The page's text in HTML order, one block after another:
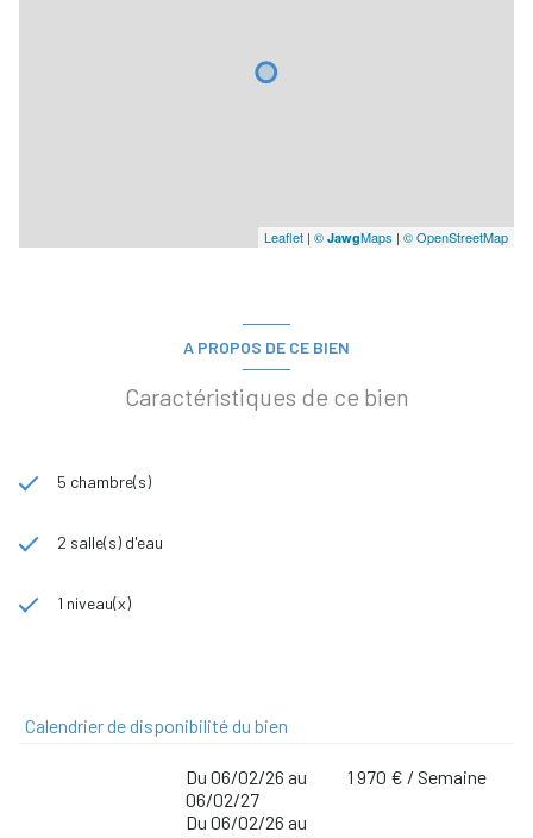
Leaflet | © JawgMaps | © OpenStreetMap
A PROPOS DE CE BIEN
Caractéristiques de ce bien
5 chambre(s)
2 salle(s) d'eau
1 niveau(x)
Calendrier de disponibilité du bien
Du 06/02/26 au
06/02/27
Du 06/02/26 au
1 970 € / Semaine